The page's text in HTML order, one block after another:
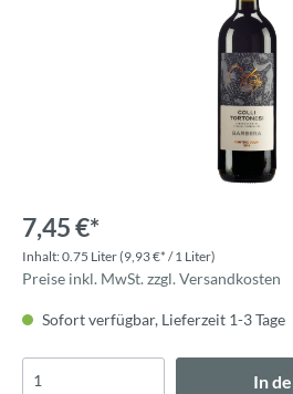
7,45 €*
Inhalt:0.75 Liter(9,93 €* / 1 Liter)
Preise inkl. MwSt. zzgl. Versandkosten
Sofort verfügbar, Lieferzeit 1-3 Tage
In